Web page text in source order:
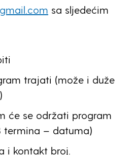
sa sljedećim
trajati (može i duže
će se održati program
termina – datuma)
i kontakt broj.